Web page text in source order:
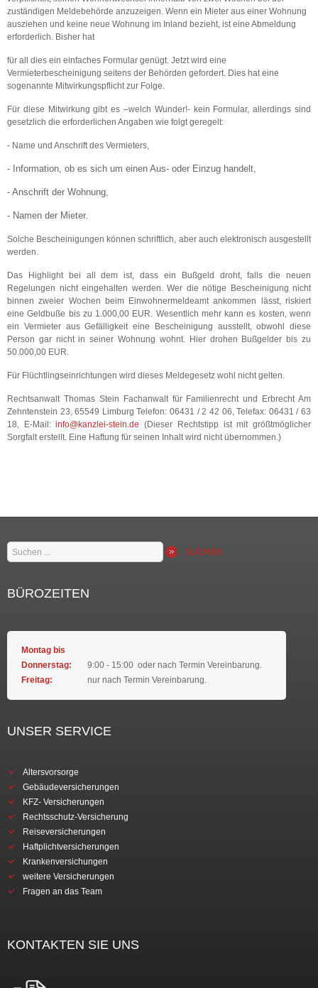
zuständigen Meldebehörde anzuzeigen. Wenn ein Mieter aus einer Wohnung
ausziehen und keine neue Wohnung im Inland bezieht, ist eine Abmeldung
erforderlich. Bisher hat
für all dies ein einfaches Formular genügt. Jetzt wird eine
Vermieterbescheinigung seitens der Behörden gefordert. Dies hat eine
sogenannte Mitwirkungspflicht zur Folge.
Für diese Mitwirkung gibt es –welch Wunder!- kein Formular, allerdings sind
gesetzlich die erforderlichen Angaben wie folgt geregelt:
- Name und Anschrift des Vermieters,
- Information, ob es sich um einen Aus- oder Einzug handelt,
- Anschrift der Wohnung,
- Namen der Mieter.
Solche Bescheinigungen können schriftlich, aber auch elektronisch ausgestellt
werden.
Das Highlight bei all dem ist, dass ein Bußgeld droht, falls die neuen
Regelungen nicht eingehalten werden. Wer die nötige Bescheinigung nicht
binnen zweier Wochen beim Einwohnermeldeamt ankommen lässt, riskiert
eine Geldbuße bis zu 1.000,00 EUR. Wesentlich mehr kann es kosten, wenn
ein Vermieter aus Gefälligkeit eine Bescheinigung ausstellt, obwohl diese
Person gar nicht in seiner Wohnung wohnt. Hier drohen Bußgelder bis zu
50.000,00 EUR.
Für Flüchtlingseinrichtungen wird dieses Meldegesetz wohl nicht gelten.
Rechtsanwalt Thomas Stein Fachanwalt für Familienrecht und Erbrecht Am
Zehntenstein 23, 65549 Limburg Telefon: 06431 / 2 42 06, Telefax: 06431 / 63
18, E-Mail:info@kanzlei-stein.de (Dieser Rechtstipp ist mit größtmöglicher
Sorgfalt erstellt. Eine Haftung für seinen Inhalt wird nicht übernommen.)
Suchen
...
SUCHEN
BÜROZEITEN
Montag bis
Donnerstag:
9:00 - 15:00 oder nach Termin Vereinbarung.
Freitag:
nur nach Termin Vereinbarung.
UNSER SERVICE
Altersvorsorge
Gebäudeversicherungen
KFZ- Versicherungen
Rechtsschutz-Versicherung
Reiseversicherungen
Haftplichtversicherungen
Krankenversichungen
weitere Versicherungen
Fragen an das Team
KONTAKTEN SIE UNS